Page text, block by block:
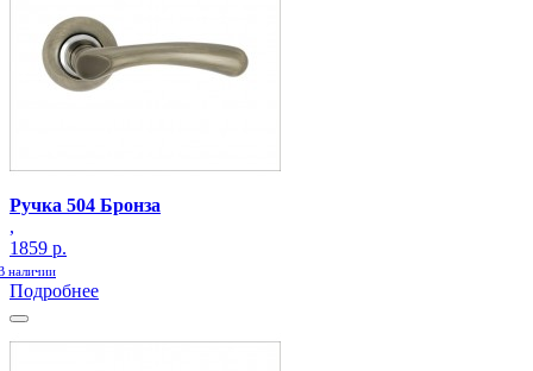
Ручка 504 Бронза
,
1859 р.
наличии
Подробнее